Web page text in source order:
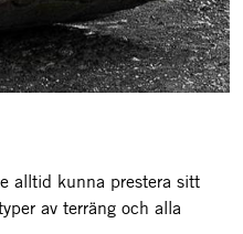
alltid kunna prestera sitt
av terräng och alla